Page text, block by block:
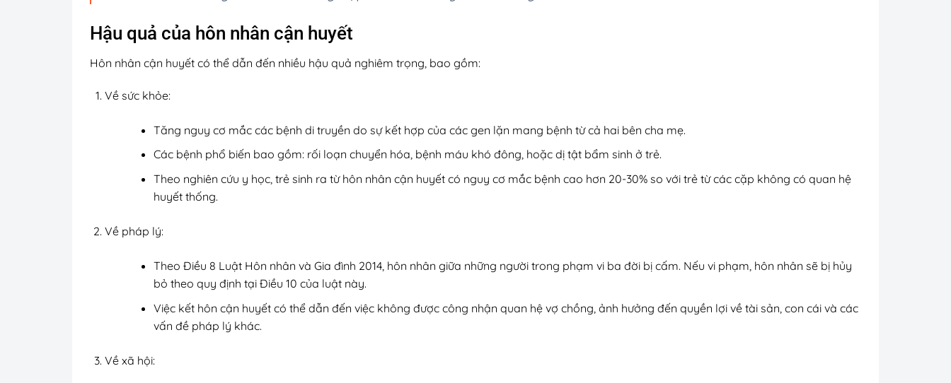
Hậu quả của hôn nhân cận huyết
Hôn nhân cận huyết có thể dẫn đến nhiều hậu quả nghiêm trọng, bao gồm:
Về sức khỏe:
Tăng nguy cơ mắc các bệnh di truyền do sự kết hợp của các gen lặn mang bệnh từ cả hai bên cha mẹ.
Các bệnh phổ biến bao gồm: rối loạn chuyển hóa, bệnh máu khó đông, hoặc dị tật bẩm sinh ở trẻ.
Theo nghiên cứu y học, trẻ sinh ra từ hôn nhân cận huyết có nguy cơ mắc bệnh cao hơn 20-30% so với trẻ từ các cặp không có quan hệ
huyết thống.
Về pháp lý:
Theo Điều 8 Luật Hôn nhân và Gia đình 2014, hôn nhân giữa những người trong phạm vi ba đời bị cấm. Nếu vi phạm, hôn nhân sẽ bị hủy
bỏ theo quy định tại Điều 10 của luật này.
Việc kết hôn cận huyết có thể dẫn đến việc không được công nhận quan hệ vợ chồng, ảnh hưởng đến quyền lợi về tài sản, con cái và các
vấn đề pháp lý khác.
Về xã hội: